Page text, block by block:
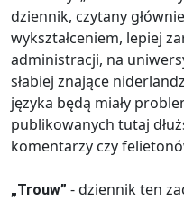
dziennik, czytany
wykształceniem, lepiej
administracji, na
słabiej znające
języka będą miały
publikowanych tutaj
komentarzy czy
„Trouw” - dziennik ten